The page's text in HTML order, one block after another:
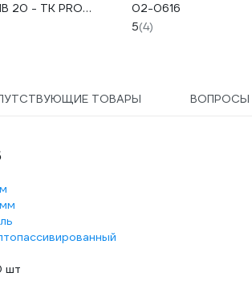
20 - ТК PRO
02-0616
5(4)
ТОВАРЫ ВОПРОСЫ
шт